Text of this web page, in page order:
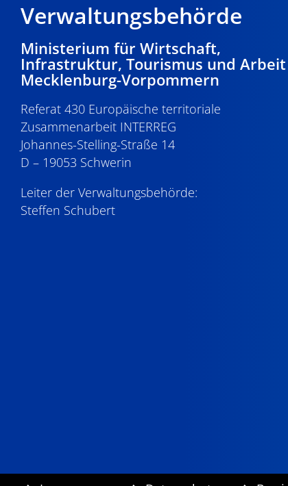
Verwaltungsbehörde
Ministerium für Wirtschaft,
Infrastruktur, Tourismus und Arbeit
Mecklenburg-Vorpommern
Referat 430 Europäische territoriale
Zusammenarbeit INTERREG
Johannes-Stelling-Straße 14
D – 19053 Schwerin
Leiter der Verwaltungsbehörde:
Steffen Schubert